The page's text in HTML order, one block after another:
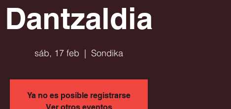
Dantzaldia
sáb, 17 feb
  |
Sondika
Ya no es posible registrarse